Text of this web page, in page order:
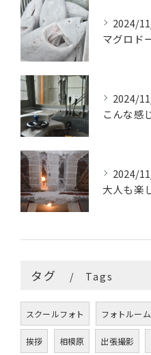
2024/
マグロド
2024/
2024/
大人も楽
タグ Tags
スクールフォト フォトルー
挨拶 相模原 出張撮影